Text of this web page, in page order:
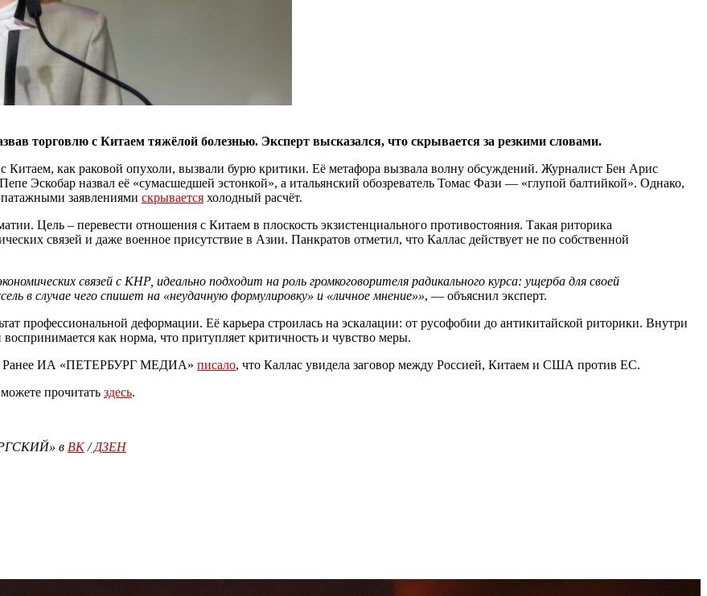
торговлю с Китаем тяжёлой болезнью. Эксперт высказался, что скрывается за резкими словами.
Китаем, как раковой опухоли, вызвали бурю критики. Её метафора вызвала волну обсуждений. Журналист Бен Арис
Эскобар назвал её «сумасшедшей эстонкой», а итальянский обозреватель Томас Фази — «глупой балтийкой». Однако,
заявлениями скрывается холодный расчёт.
Цель – перевести отношения с Китаем в плоскость экзистенциального противостояния. Такая риторика
связей и даже военное присутствие в Азии. Панкратов отметил, что Каллас действует не по собственной
связей с КНР, идеально подходит на роль громкоговорителя радикального курса: ущерба для своей
в случае чего спишет на «неудачную формулировку» и «личное мнение»», — объяснил эксперт.
профессиональной деформации. Её карьера строилась на эскалации: от русофобии до антикитайской риторики. Внутри
как норма, что притупляет критичность и чувство меры.
Ранее ИА «ПЕТЕРБУРГ МЕДИА» писало, что Каллас увидела заговор между Россией, Китаем и США против ЕС.
прочитать здесь.
в ВК/ДЗЕН